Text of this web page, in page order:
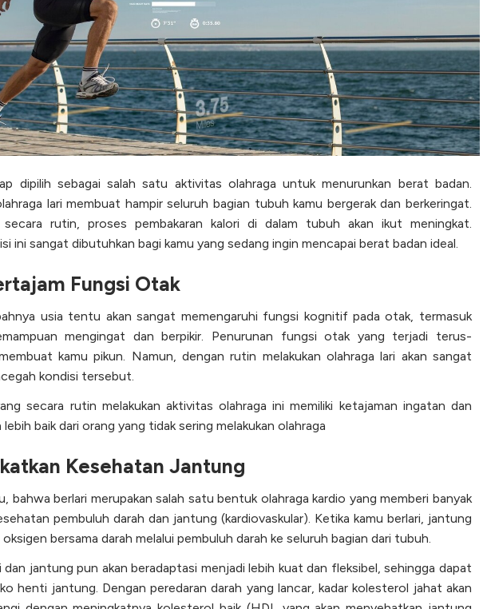
dipilih sebagai salah satu aktivitas olahraga untuk menurunkan berat badan.
lari membuat hampir seluruh bagian tubuh kamu bergerak dan berkeringat.
secara rutin, proses pembakaran kalori di dalam tubuh akan ikut meningkat.
ini sangat dibutuhkan bagi kamu yang sedang ingin mencapai berat badan ideal.
Fungsi Otak
usia tentu akan sangat memengaruhi fungsi kognitif pada otak, termasuk
mengingat dan berpikir. Penurunan fungsi otak yang terjadi terus-
kamu pikun. Namun, dengan rutin melakukan olahraga lari akan sangat
kondisi tersebut.
secara rutin melakukan aktivitas olahraga ini memiliki ketajaman ingatan dan
baik dari orang yang tidak sering melakukan olahraga
Kesehatan Jantung
bahwa berlari merupakan salah satu bentuk olahraga kardio yang memberi banyak
pembuluh darah dan jantung (kardiovaskular). Ketika kamu berlari, jantung
bersama darah melalui pembuluh darah ke seluruh bagian dari tubuh.
dan jantung pun akan beradaptasi menjadi lebih kuat dan fleksibel, sehingga dapat
henti jantung. Dengan peredaran darah yang lancar, kadar kolesterol jahat akan